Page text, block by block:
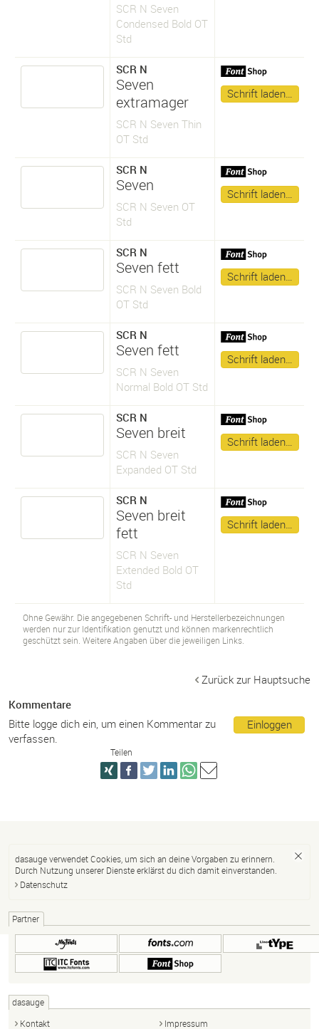
SCR N Seven
Condensed Bold OT
Std
SCR N
Seven
extramager
SCR N Seven Thin
OT Std
Schrift laden…
SCR N
Seven
SCR N Seven OT
Std
Schrift laden…
SCR N
Seven fett
SCR N Seven Bold
OT Std
Schrift laden…
SCR N
Seven fett
SCR N Seven
Normal Bold OT Std
Schrift laden…
SCR N
Seven breit
SCR N Seven
Expanded OT Std
Schrift laden…
SCR N
Seven breit
fett
SCR N Seven
Extended Bold OT
Std
Schrift laden…
Ohne Gewähr. Die angegebenen Schrift- und Herstellerbezeichnungen
werden nur zur Identifikation genutzt und können markenrechtlich
geschützt sein. Weitere Angaben über die jeweiligen Links.
Zurück zur Hauptsuche
Kommentare
Einloggen
Bitte logge dich ein, um einen Kommentar zu
verfassen.
Teilen
dasauge verwendet Cookies, um sich an deine Vorgaben zu erinnern.
Durch Nutzung unserer Dienste erklärst du dich damit einverstanden.
Datenschutz
Partner
dasauge
Kontakt
Impressum